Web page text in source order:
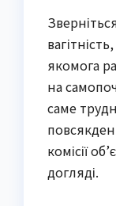
якомога
на
саме
комісії
догляді.